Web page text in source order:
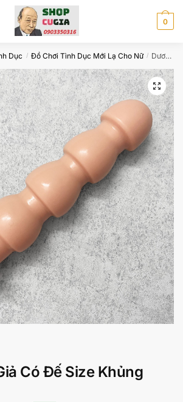
0
Dục / Đồ Chơi Tình Dục Mới Lạ Cho Nữ / Dương Vật Giả Có Đế Size Khủng Nhiều Khấc
Có Đế Size Khủng